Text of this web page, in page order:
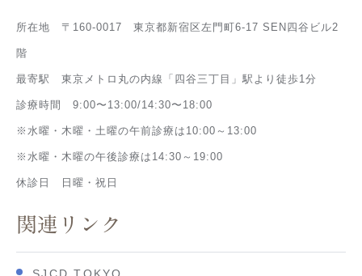
所在地 〒160-0017 東京都新宿区左門町6-17 SEN四谷ビル2
階
最寄駅 東京メトロ丸の内線「四谷三丁目」駅より徒歩1分
診療時間 9:00〜13:00/14:30〜18:00
※水曜・木曜・土曜の午前診療は10:00～13:00
※水曜・木曜の午後診療は14:30～19:00
休診日 日曜・祝日
関連リンク